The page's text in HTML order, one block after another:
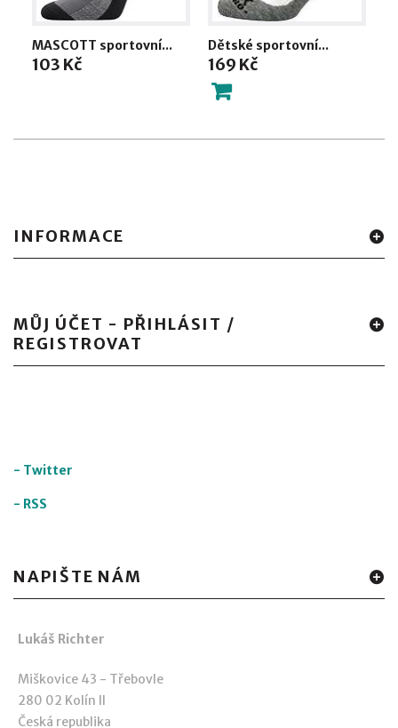
MASCOTT sportovní...
103 Kč
Dětské sportovní...
169 Kč
INFORMACE
MŮJ ÚČET - PŘIHLÁSIT /
REGISTROVAT
- Twitter
- RSS
NAPIŠTE NÁM
Lukáš Richter
Miškovice 43 - Třebovle
280 02 Kolín II
Česká republika